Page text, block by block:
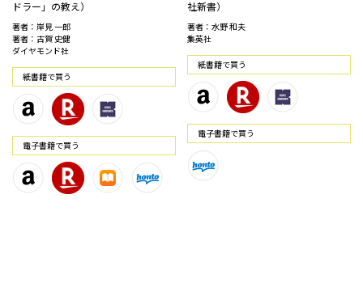
ドラー」の教え）
著者：岸見 一郎
著者：古賀 史健
ダイヤモンド社
紙書籍で買う
電⼦書籍で買う
社新書）
著者：水野 和夫
集英社
紙書籍で買う
電⼦書籍で買う